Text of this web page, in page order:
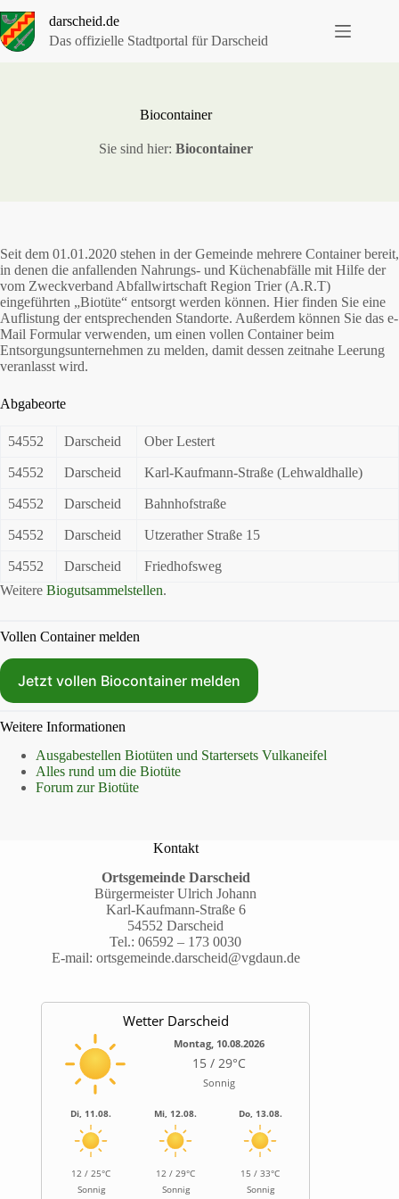
Inhalt
springen
darscheid.de
Das offizielle Stadtportal für Darscheid
Biocontainer
Sie sind hier: Biocontainer
Seit dem 01.01.2020 stehen in der Gemeinde mehrere Container bereit,
in denen die anfallenden Nahrungs- und Küchenabfälle mit Hilfe der
vom Zweckverband Abfallwirtschaft Region Trier (A.R.T)
eingeführten „Biotüte“ entsorgt werden können. Hier finden Sie eine
Auflistung der entsprechenden Standorte. Außerdem können Sie das e-
Mail Formular verwenden, um einen vollen Container beim
Entsorgungsunternehmen zu melden, damit dessen zeitnahe Leerung
veranlasst wird.
Abgabeorte
54552 Darscheid Ober Lestert
54552 Darscheid Karl-Kaufmann-Straße (Lehwaldhalle)
54552 Darscheid Bahnhofstraße
54552 Darscheid Utzerather Straße 15
54552 Darscheid
Friedhofsweg
Weitere Biogutsammelstellen.
Vollen Container melden
Jetzt vollen Biocontainer melden
Weitere Informationen
Ausgabestellen Biotüten und Startersets Vulkaneifel
Alles rund um die Biotüte
Forum zur Biotüte
Kontakt
Ortsgemeinde Darscheid
Bürgermeister Ulrich Johann
Karl-Kaufmann-Straße 6
54552 Darscheid
Tel.:06592 – 173 0030
E-mail: ortsgemeinde.darscheid@vgdaun.de
Wetter Darscheid
Montag, 10.08.2026
15 / 29°C
Sonnig
Di, 11.08.
12 / 25°C
Sonnig
Mi, 12.08.
12 / 29°C
Sonnig
Do, 13.08.
15 / 33°C
Sonnig